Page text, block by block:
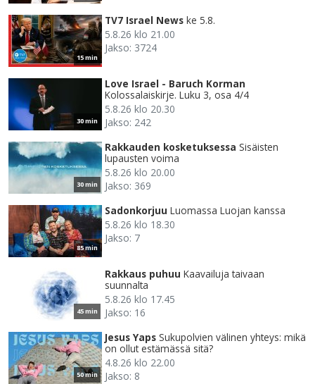
15 min
TV7 Israel News ke 5.8.
5.8.26 klo 21.00
Jakso: 3724
30 min
Love Israel - Baruch Korman
Kolossalaiskirje. Luku 3, osa 4/4
5.8.26 klo 20.30
Jakso: 242
30 min
Rakkauden kosketuksessa Sisäisten
lupausten voima
5.8.26 klo 20.00
Jakso: 369
85 min
Sadonkorjuu Luomassa Luojan kanssa
5.8.26 klo 18.30
Jakso: 7
45 min
Rakkaus puhuu Kaavailuja taivaan
suunnalta
5.8.26 klo 17.45
Jakso: 16
50 min
Jesus Yaps Sukupolvien välinen yhteys: mikä
on ollut estämässä sitä?
4.8.26 klo 22.00
Jakso: 8